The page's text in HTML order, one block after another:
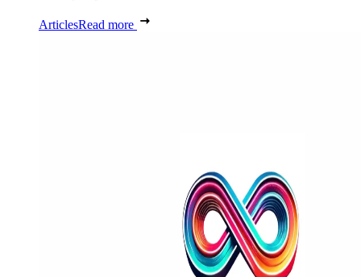
ArticlesRead more